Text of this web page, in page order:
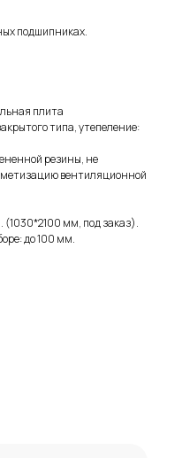
подшипниках.
плита
типа, утепеление:
резины, не
вентиляционной
мм, под заказ).
до 100 мм.